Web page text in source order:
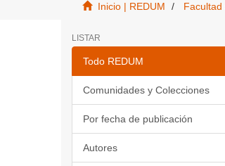
Inicio | REDUM Facultad
LISTAR
Todo REDUM
Comunidades y Colecciones
Por fecha de publicación
Autores